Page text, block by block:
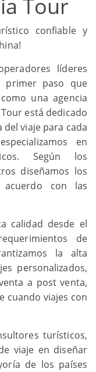
Tour
confiable y
líderes
primer paso que
una agencia
está dedicado
viaje para cada
en
Según los
diseñamos los
con las
calidad desde el
de
la alta
personalizados,
a post venta,
cuando viajes con
turísticos,
viaje en diseñar
de los países